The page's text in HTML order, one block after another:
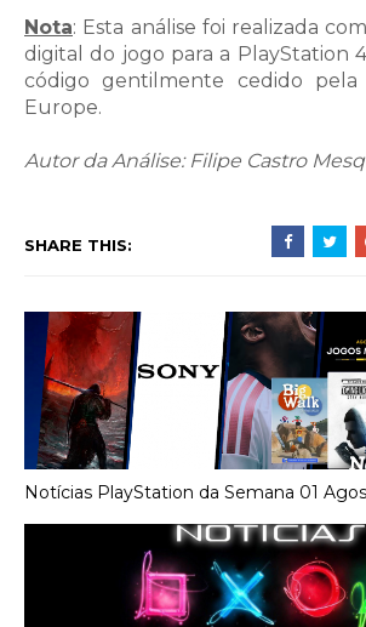
Nota: Esta análise foi realizada
digital do jogo para a PlayStation
código gentilmente cedido pela
Europe.
Autor da Análise: Filipe Castro
SHARE THIS:
Notícias PlayStation da Semana 01